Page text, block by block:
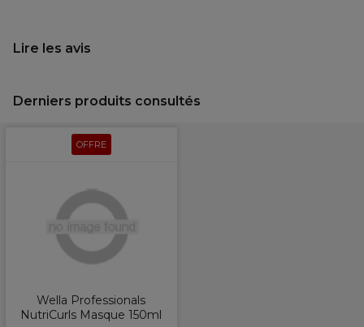
Lire les avis
Derniers produits consultés
OFFRE
Wella Professionals
NutriCurls Masque 150ml